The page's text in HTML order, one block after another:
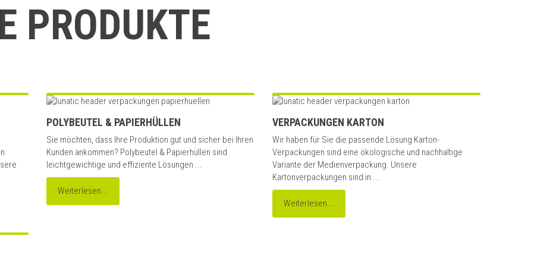
PRODUKTE
POLYBEUTEL & PAPIERHÜLLEN
Sie möchten, dass Ihre Produktion gut und sicher bei Ihren
Kunden ankommen? Polybeutel & Papierhüllen sind
leichtgewichtige und effiziente Lösungen ...
Weiterlesen...
VERPACKUNGEN KARTON
Wir haben für Sie die passende Lösung Karton-
Verpackungen sind eine ökologische und nachhaltige
Variante der Medienverpackung. Unsere
Kartonverpackungen sind in ...
Weiterlesen...